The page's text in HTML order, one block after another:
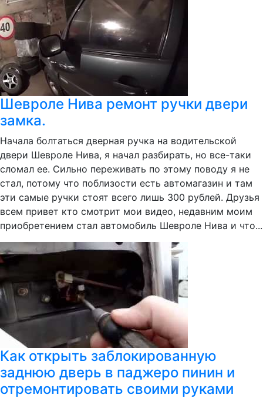
Шевроле Нива ремонт ручки двери
замка.
Начала болтаться дверная ручка на водительской
двери Шевроле Нива, я начал разбирать, но все-таки
сломал ее. Сильно переживать по этому поводу я не
стал, потому что поблизости есть автомагазин и там
эти самые ручки стоят всего лишь 300 рублей. Друзья
всем привет кто смотрит мои видео, недавним моим
приобретением стал автомобиль Шевроле Нива и что...
Как открыть заблокированную
заднюю дверь в паджеро пинин и
отремонтировать своими руками